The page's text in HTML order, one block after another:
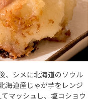
、シメに北海道のソウル
海道産じゃが芋をレンジ
マッシュし、塩コショウ